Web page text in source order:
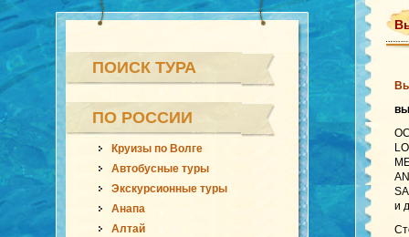
ПОИСК ТУРА
ПО РОССИИ
Круизы по Волге
Автобусные туры
Экскурсионные туры
Анапа
Алтай
и